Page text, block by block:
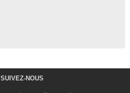
SUIVEZ-NOUS